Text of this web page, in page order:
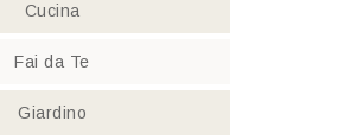
Cucina
Fai da Te
Giardino